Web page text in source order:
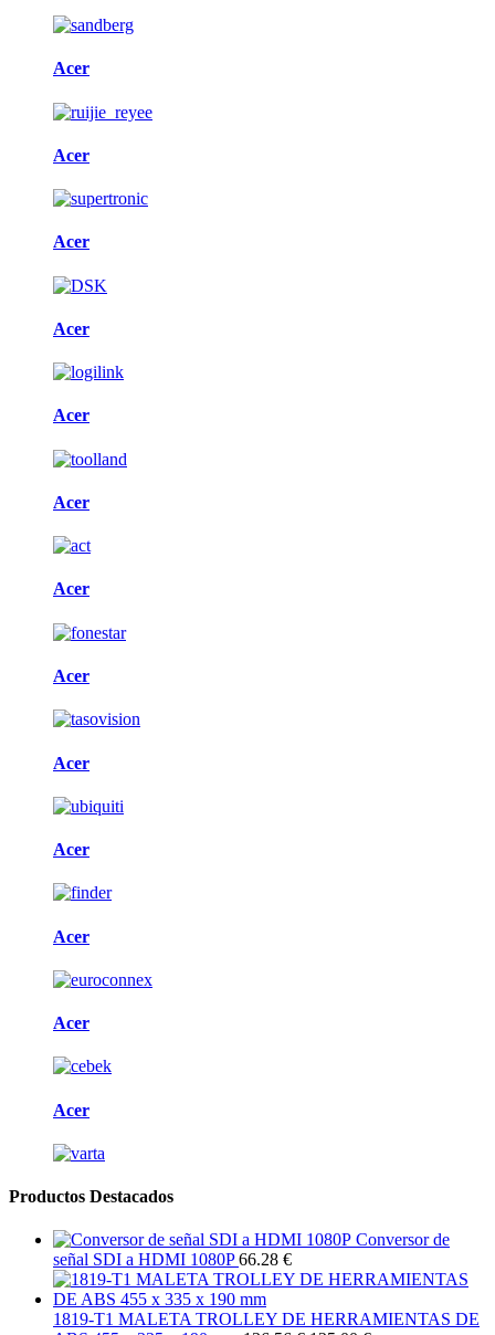
Acer
Acer
Acer
Acer
Acer
Acer
Acer
Acer
Acer
Acer
Acer
Acer
Acer
Productos Destacados
Conversor de
señal SDI a HDMI 1080P 66.28 €
1819-T1 MALETA TROLLEY DE HERRAMIENTAS DE